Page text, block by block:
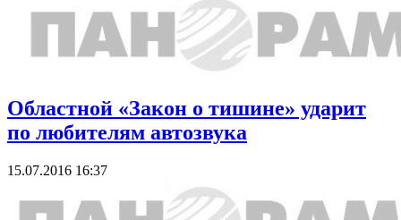
Областной «Закон о тишине» ударит
по любителям автозвука
15.07.2016 16:37